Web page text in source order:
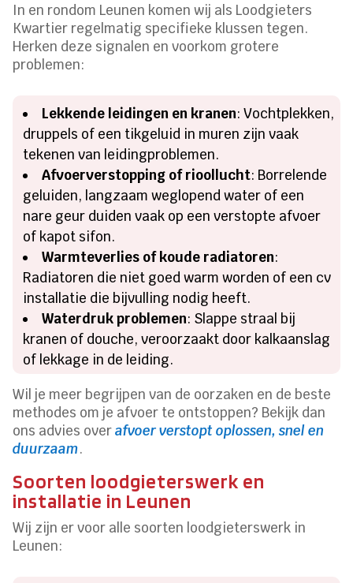
In en rondom Leunen komen wij als Loodgieters
Kwartier regelmatig specifieke klussen tegen.
Herken deze signalen en voorkom grotere
problemen:
Lekkende leidingen en kranen: Vochtplekken,
druppels of een tikgeluid in muren zijn vaak
tekenen van leidingproblemen.
Afvoerverstopping of rioollucht: Borrelende
geluiden, langzaam weglopend water of een
nare geur duiden vaak op een verstopte afvoer
of kapot sifon.
Warmteverlies of koude radiatoren:
Radiatoren die niet goed warm worden of een cv
installatie die bijvulling nodig heeft.
Waterdruk problemen: Slappe straal bij
kranen of douche, veroorzaakt door kalkaanslag
of lekkage in de leiding.
Wil je meer begrijpen van de oorzaken en de beste
methodes om je afvoer te ontstoppen? Bekijk dan
ons advies overafvoer verstopt oplossen, snel en
duurzaam.
Soorten loodgieterswerk en
installatie in Leunen
Wij zijn er voor alle soorten loodgieterswerk in
Leunen: